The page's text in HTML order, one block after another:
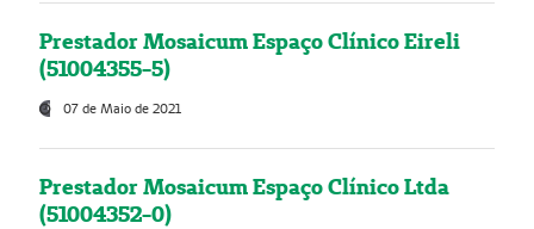
Prestador Mosaicum Espaço Clínico Eireli
(51004355-5)
07 de Maio de 2021
Prestador Mosaicum Espaço Clínico Ltda
(51004352-0)